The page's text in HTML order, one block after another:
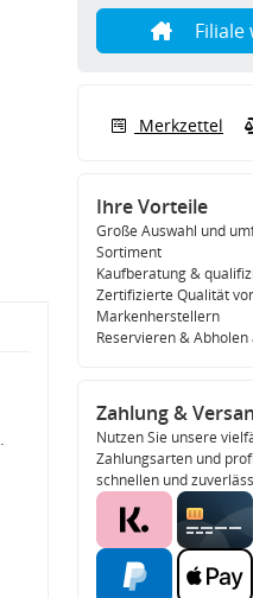
Filiale
Merkzettel
Ihre Vorteile
Große Auswahl und
Sortiment
Kaufberatung &
Zertifizierte Qualität
Markenherstellern
Reservieren &
Zahlung &
Nutzen Sie unsere
Zahlungsarten und
schnellen und